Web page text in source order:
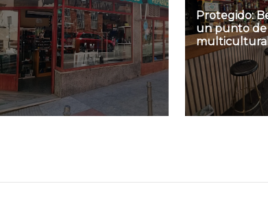
Protegido:
un punto